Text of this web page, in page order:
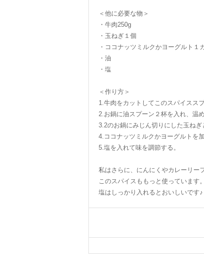
＜他に必要な物＞
・牛肉250g
・玉ねぎ１個
・ココナッツミルクかヨーグルト１
・油
・塩
＜作り方＞
1.牛肉をカットしてこのスパイスス
2.お鍋に油スプーン２杯を入れ、温め
3.2のお鍋にみじん切りにした玉ねぎ
4.ココナッツミルクかヨーグルトを加
5.塩を入れて味を調節する。
私はさらに、にんにくやカレーリー
このスパイスももっと使っています。
塩はしっかり入れるとおいしいです♪